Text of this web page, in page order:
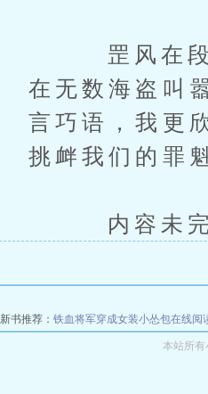
罡风在段青
在无数海盗叫
言巧语，我更
挑衅我们的罪
内容未完，
新书推荐： 铁血将军穿成女装小怂包在线阅
本站所有